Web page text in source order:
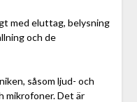
med eluttag, belysning
och de
såsom ljud- och
mikrofoner. Det är